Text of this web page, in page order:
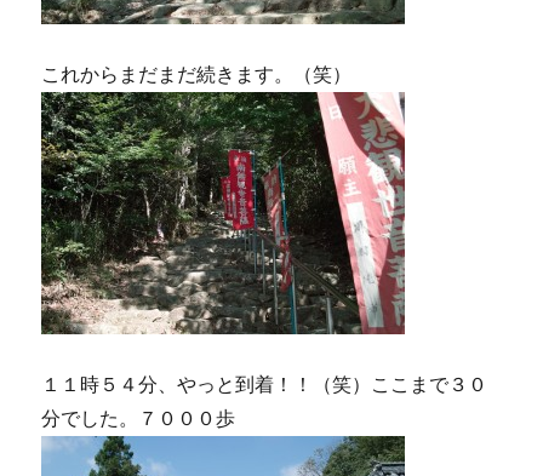
これからまだまだ続きます。（笑）
１１時５４分、やっと到着！！（笑）ここまで３０
分でした。７０００歩